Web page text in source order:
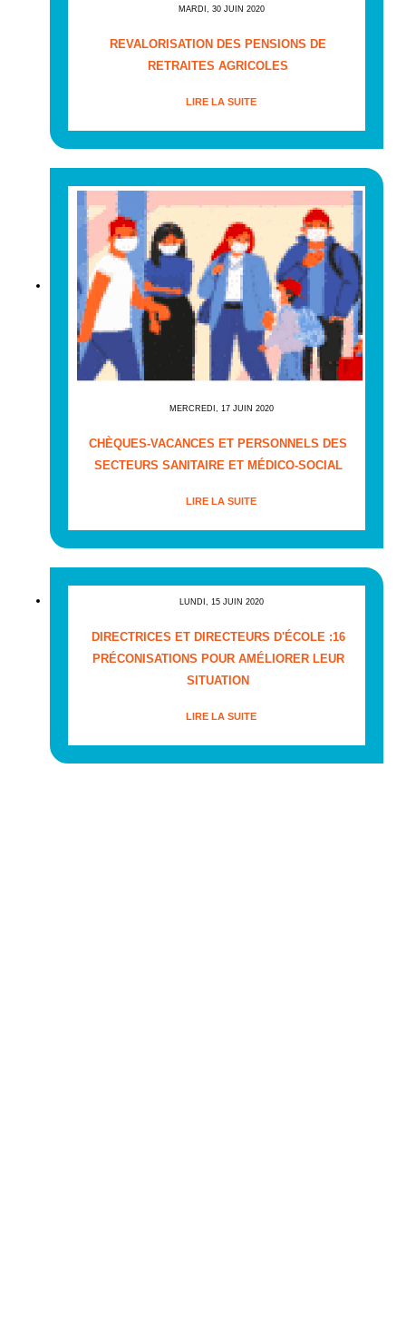
MARDI, 30 JUIN 2020
REVALORISATION DES PENSIONS DE
RETRAITES AGRICOLES
LIRE LA SUITE
MERCREDI, 17 JUIN 2020
CHÈQUES-VACANCES ET PERSONNELS DES
SECTEURS SANITAIRE ET MÉDICO-SOCIAL
LIRE LA SUITE
LUNDI, 15 JUIN 2020
DIRECTRICES ET DIRECTEURS D'ÉCOLE :16
PRÉCONISATIONS POUR AMÉLIORER LEUR
SITUATION
LIRE LA SUITE